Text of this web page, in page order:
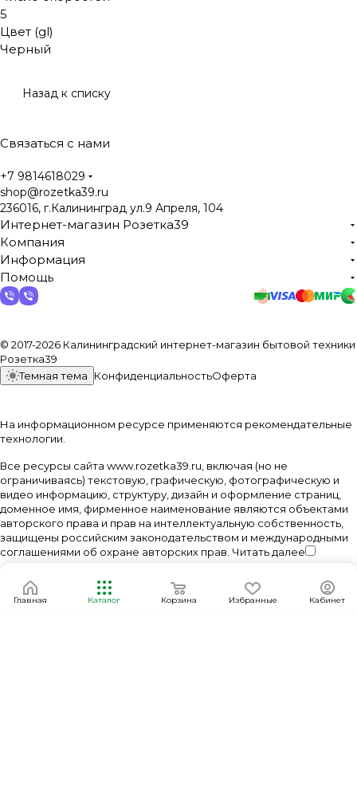
5
Цвет (gl)
Черный
Назад к списку
Связаться с нами
+7 9814618029
shop@rozetka39.ru
236016, г.Калининград ул.9 Апреля, 104
Интернет-магазин Розетка39
Компания
Информация
Помощь
© 2017-2026 Калининградский интернет-магазин бытовой техники
Розетка39
Темная тема
КонфиденциальностьОферта
На информационном ресурсе применяются рекомендательные
технологии
Все ресурсы сайта www.rozetka39.ru, включая (но не
ограничиваясь) текстовую, графическую, фотографическую и
видео информацию, структуру, дизайн и оформление страниц,
доменное имя, фирменное наименование являются объектами
авторского права и прав на интеллектуальную собственность,
защищены российским законодательством и международными
соглашениями об охране авторских прав. Читать далее
Главная Каталог Корзина Избранные Кабинет